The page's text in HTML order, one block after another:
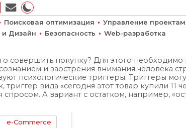
Поисковая оптимизация • Управление
и Дизайн • Безопасность • Web-разработка
совершить покупку? Для этого
и заострения внимания человека
психологические триггеры. Триггеры
вида «сегодня этот товар купили 11
спросом. А вариант с остатком, например,
e-Commerce